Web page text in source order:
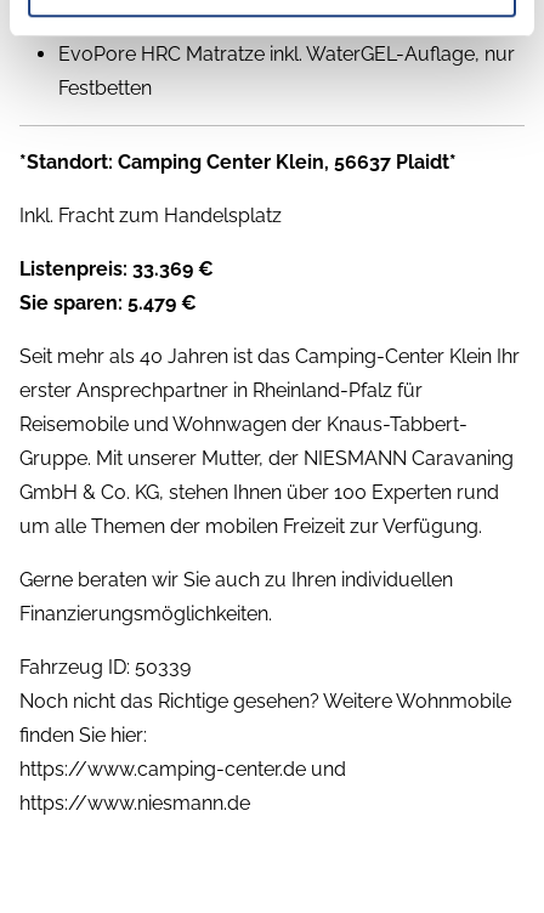
Polster: COOL GREY
EvoPore HRC Matratze inkl. WaterGEL-Auflage, nur
Festbetten
*Standort: Camping Center Klein, 56637 Plaidt*
Inkl. Fracht zum Handelsplatz
Listenpreis: 33.369 €
Sie sparen: 5.479 €
Seit mehr als 40 Jahren ist das Camping-Center Klein Ihr
erster Ansprechpartner in Rheinland-Pfalz für
Reisemobile und Wohnwagen der Knaus-Tabbert-
Gruppe. Mit unserer Mutter, der NIESMANN Caravaning
GmbH & Co. KG, stehen Ihnen über 100 Experten rund
um alle Themen der mobilen Freizeit zur Verfügung.
Gerne beraten wir Sie auch zu Ihren individuellen
Finanzierungsmöglichkeiten.
Fahrzeug ID: 50339
Noch nicht das Richtige gesehen? Weitere Wohnmobile
finden Sie hier:
https://www.camping-center.de und
https://www.niesmann.de